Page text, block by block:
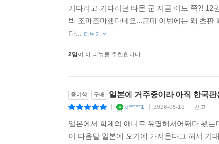
기다리고 기다리던 타몬 군 지금 어느 쪽?! 12
봐 조마조마했다네요...근데 이번에는 왜 초
다... 더보기
2명이 이 리뷰를 추천합니다.
종이책 구매 일본에 거주중이라 아직 한국판
d*****1 2026-05-18 신고
일본에서 화제의 애니로 유명해서어쩌다 봤
이 다음달 일본에 오기에 가져온다고 해서 기